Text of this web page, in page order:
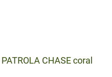
CHASE coral